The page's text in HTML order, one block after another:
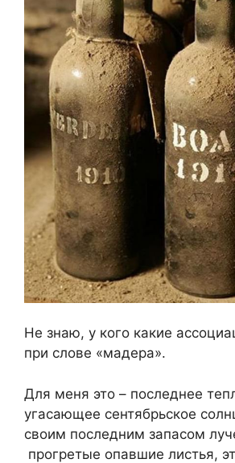
Не знаю, у кого какие
при слове «мадера».
Для меня это – последнее
угасающее сентябрьское
своим последним запасом
прогретые опавшие листья,